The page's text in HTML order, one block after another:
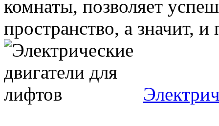
комнаты, позволяет
пространство, а значит, и